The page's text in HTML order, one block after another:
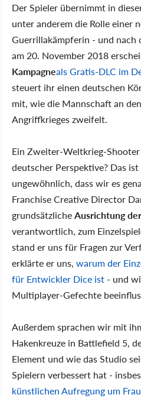
Der Spieler übernimmt in
unter anderem die Rolle einer
Guerrillakämpferin - und nach
am 20. November 2018
Kampagneals Gratis-DLC im
steuert ihr einen deutschen
mit, wie die Mannschaft an
Angriffkrieges zweifelt.
Ein Zweiter-Weltkrieg-
deutscher Perspektive? Das
ungewöhnlich, dass wir es
Franchise Creative Director
grundsätzlicheAusrichtung
verantwortlich, zum
stand er uns für Fragen zur
erklärte er uns, warum der
für Entwickler Dice ist - und
Multiplayer-Gefechte
Außerdem sprachen wir mit
Hakenkreuze in Battlefield 5,
Element und wie das Studio
Spielern verbessert hat -
künstlichen Aufregung um